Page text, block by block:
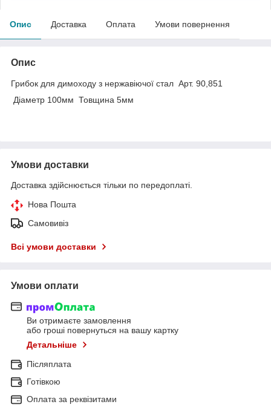
Опис Доставка Оплата Умови повернення
Опис
Грибок для димоходу з нержавіючої стал Арт. 90,851
Діаметр 100мм Товщина 5мм
Умови доставки
Доставка здійснюється тільки по передоплаті.
Нова Пошта
Самовивіз
Всі умови доставки
Умови оплати
Ви отримаєте замовлення
або гроші повернуться на вашу картку
Детальніше
Післяплата
Готівкою
Оплата за реквізитами